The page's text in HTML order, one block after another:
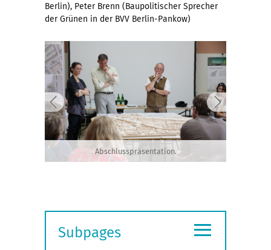
Berlin), Peter Brenn (Baupolitischer Sprecher
der Grünen in der BVV Berlin-Pankow)
Abschlusspräsentation.
Subpages
≡